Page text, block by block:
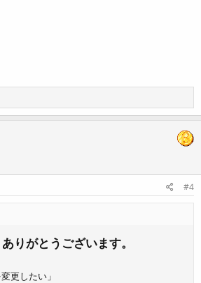
#4
りがとうございます。​
更したい」